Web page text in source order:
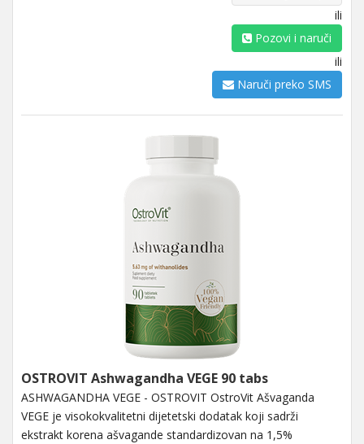
ili
Pozovi i naruči
ili
Naruči preko SMS
OSTROVIT Ashwagandha VEGE 90 tabs
ASHWAGANDHA VEGE - OSTROVIT OstroVit Ašvaganda
VEGE je visokokvalitetni dijetetski dodatak koji sadrži
ekstrakt korena ašvagande standardizovan na 1,5%